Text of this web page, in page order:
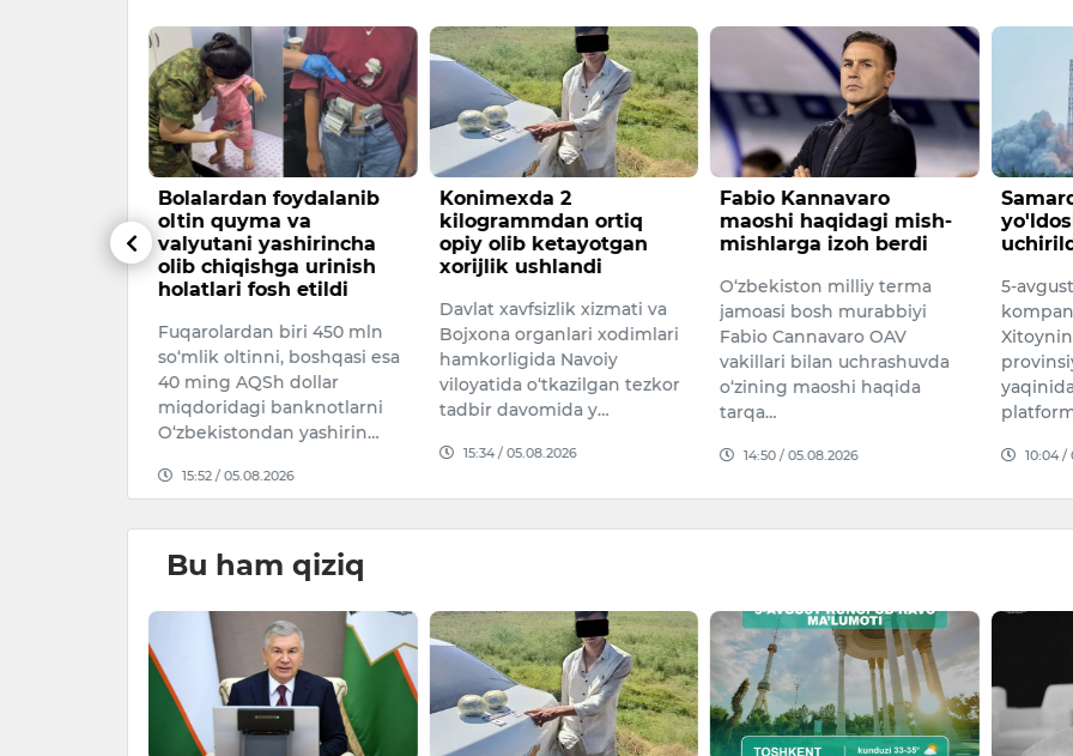
Bolalardan foydalanib
oltin quyma va
valyutani yashirincha
olib chiqishga urinish
holatlari fosh etildi
Fuqarolardan biri 450 mln
so‘mlik oltinni, boshqasi esa
40 ming AQSh dollar
miqdoridagi banknotlarni
O‘zbekistondan yashirin…
15:52 / 05.08.2026
Konimexda 2
kilogrammdan ortiq
opiy olib ketayotgan
xorijlik ushlandi
Davlat xavfsizlik xizmati va
Bojxona organlari xodimlari
hamkorligida Navoiy
viloyatida o‘tkazilgan tezkor
tadbir davomida y…
15:34 / 05.08.2026
Fabio Kannavaro
maoshi haqidagi mish-
mishlarga izoh berdi
O‘zbekiston milliy terma
jamoasi bosh murabbiyi
Fabio Cannavaro OAV
vakillari bilan uchrashuvda
o‘zining maoshi haqida
tarqa…
14:50 / 05.08.2026
5-avgust
10:04 /
Bu ham qiziq